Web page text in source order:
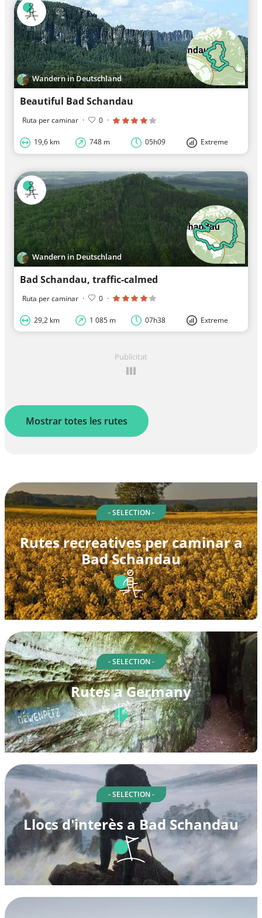
Wandern in Deutschland
Beautiful Bad Schandau
Ruta per caminar · 0 ·
19,6 km 748 m 05h09 Extreme
Wandern in Deutschland
Bad Schandau, traffic-calmed
Ruta per caminar · 0 ·
29,2 km 1 085 m 07h38 Extreme
Publicitat
Mostrar totes les rutes
- SELECTION -
Rutes recreatives per caminar a
Bad Schandau
- SELECTION -
Rutes a Germany
- SELECTION -
Llocs d'interès a Bad Schandau